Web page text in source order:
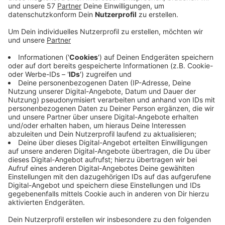
Eine Produktion desTheater Aachenwird Ende April
beim renommierten"Radikal jung"-Festivalin
München aufgeführt.
"Unser Deutschlandmärchen"in der Aachener
Inszenierung von Antigone Akün gegeben.
Das "Radikal jung"-Festival zählt zu den
bedeutendsten Plattformen für junge Regie-Talente
im deutschsprachigen Raum. Es zeigt alljährlich
herausragende Inszenierungen, die die aktuellen
ästhetischen und thematischen Entwicklungen der
Theaterszene sichtbar machen.
In Aachen ist die Produktion am 29. März das nächste
Mal in der Kammer zu sehen.
(Auf dem Foto oben seht Ihr bei "Unser
Deutschlandmärchen" im Theater Aachen Furkan